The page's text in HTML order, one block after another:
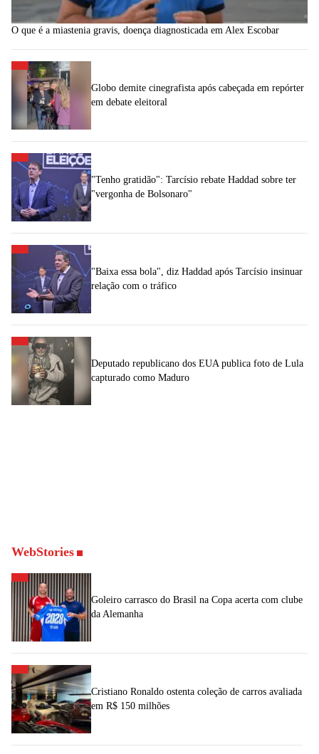
O que é a miastenia gravis, doença diagnosticada em Alex Escobar
Globo demite cinegrafista após cabeçada em repórter
em debate eleitoral
"Tenho gratidão": Tarcísio rebate Haddad sobre ter
"vergonha de Bolsonaro"
"Baixa essa bola", diz Haddad após Tarcísio insinuar
relação com o tráfico
Deputado republicano dos EUA publica foto de Lula
capturado como Maduro
WebStories
Goleiro carrasco do Brasil na Copa acerta com clube
da Alemanha
Cristiano Ronaldo ostenta coleção de carros avaliada
em R$ 150 milhões